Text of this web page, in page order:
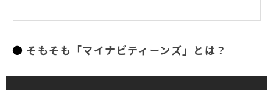
そもそも「マイナビティーンズ」とは？